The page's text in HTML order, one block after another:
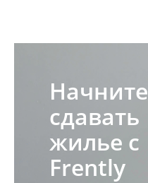
Начните
сдавать
жилье с
Frently